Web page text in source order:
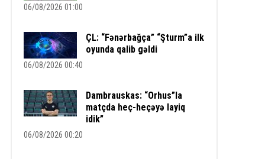
06/08/2026 01:00
ÇL: “Fənərbağça” “Şturm”a ilk
oyunda qalib gəldi
06/08/2026 00:40
Dambrauskas: “Orhus”la
matçda heç-heçəyə layiq
idik”
06/08/2026 00:20